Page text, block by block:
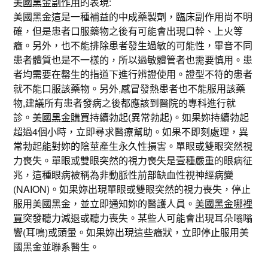
美國黑金這是一種補益的中成藥製劑，臨床副作用尚不明
確，但是患者口服藥物之後有可能會出現口幹、上火等
癥。另外，也不能排除患者發生過敏的可能性，畢音不同
患者體質也是不一樣的，所以過敏體管者也需要慎用。患
者均需要在罄生的指道下進行辨證使用。證型不符的患者
就不能口服該藥物。另外,感冒發熱患者也不能服用該藥
物,建議所有患者發病之後都應該到醫院的專科進行就
診。美國黑金購買持續勃起(異常勃起)。如果妳持續勃起
超過4個小時，立即尋求醫療幫助。如果不即刻處理，異
常勃起能對妳的陰莖產生永久性損害。單眼或雙眼突然視
力喪失。單眼或雙眼突然的視力喪失是壹種嚴重的眼病征
兆，這種眼病被稱為非動脈性前部缺血性視神經病變
(NAION)。如果妳出現單眼或雙眼突然的視力喪失，停止
服用美國黑金，並立即通知妳的醫護人員。美國黑金哪裡
買突發聽力減退或聽力喪失。某些人可能會出現耳朵嗡嗡
響(耳鳴)或頭暈。如果妳出現這些癥狀，立即停止服用美
國黑金並聯系醫生。